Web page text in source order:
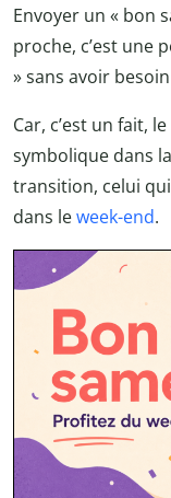
Envoyer un « bon
proche, c’est une
» sans avoir
Car, c’est un fait,
symbolique dans
transition, celui
dans leweek-end.